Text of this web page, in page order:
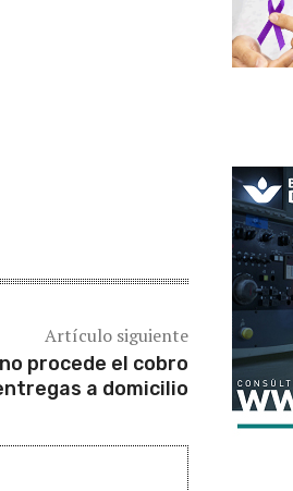
Artículo siguiente
procede el cobro
a domicilio